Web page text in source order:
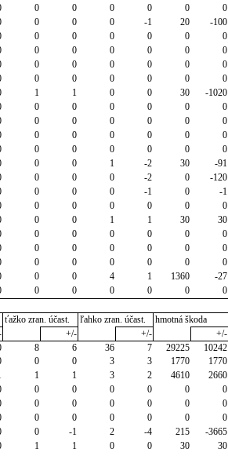
0 0 0 0 0 0
0 0 0 -1 20 -100
0 0 0 0 0 0
0 0 0 0 0 0
0 0 0 0 0 0
0 0 0 0 0 0
1 1 0 0 30 -1020
0 0 0 0 0 0
0 0 0 0 0 0
0 0 0 0 0 0
0 0 0 0 0 0
0 0 1 -2 30 -91
0 0 0 -2 0 -120
0 0 0 -1 0 -1
0 0 0 0 0 0
0 0 1 1 30 30
0 0 0 0 0 0
0 0 0 0 0 0
0 0 0 0 0 0
0 0 4 1 1360 -27
0 0 0 0 0 0
ťažko zran. účast. ľahko zran. účast. hmotná škoda
+/- +/- +/-
8 6 36 7 29225 10242
0 0 3 3 1770 1770
1 1 3 2 4610 2660
0 0 0 0 0 0
0 0 0 0 0 0
0 0 0 0 0 0
0 -1 2 -4 215 -3665
1 1 0 0 30 30